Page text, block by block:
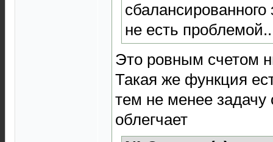
не есть
Это ровным счетом
Такая же функция
тем не менее задачу
облегчает